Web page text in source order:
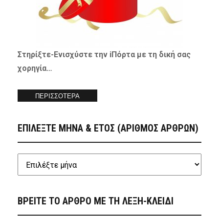
Στηρίξτε-Ενισχύστετην iΠόρτα με τη δική σας
χορηγία…
ΠΕΡΙΣΣΟΤΕΡΑ
ΕΠΙΛΕΞΤΕ ΜΗΝΑ & ΕΤΟΣ (ΑΡΙΘΜΟΣ ΑΡΘΡΩΝ)
ΒΡΕΙΤΕ ΤΟ ΑΡΘΡΟ ΜΕ ΤΗ ΛΕΞΗ-ΚΛΕΙΔΙ